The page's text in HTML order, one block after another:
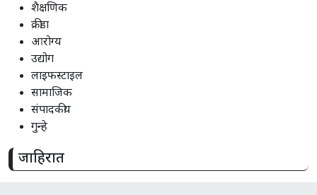
शैक्षणिक
क्रीडा
आरोग्य
उद्योग
लाइफस्टाइल
सामाजिक
संपादकीय
गुन्हे
जाहिरात